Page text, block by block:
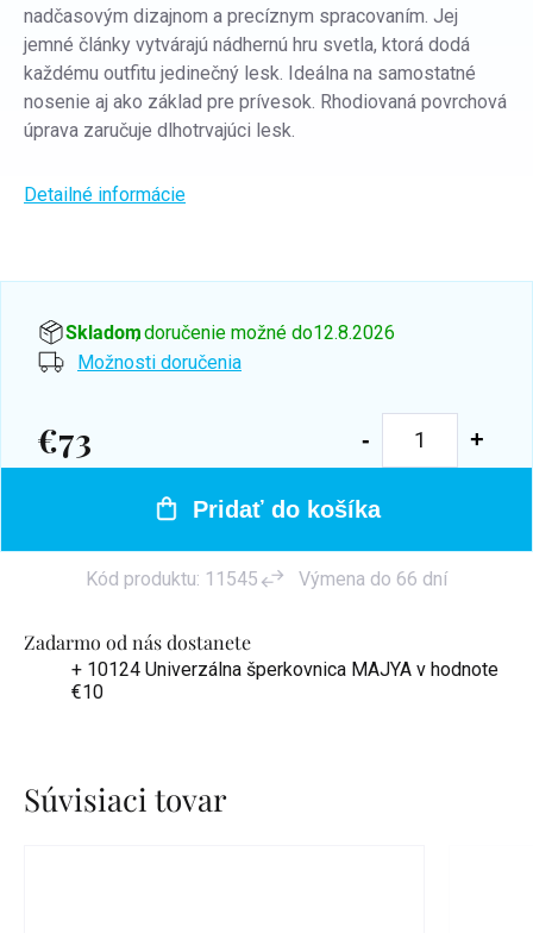
Zadarmo od nás dostanete
+ 10124 Univerzálna šperkovnica MAJYA v hodnote
€10
nadčasovým dizajnom a precíznym spracovaním. Jej
jemné články vytvárajú nádhernú hru svetla, ktorá dodá
každému outfitu jedinečný lesk. Ideálna na samostatné
nosenie aj ako základ pre prívesok. Rhodiovaná povrchová
úprava zaručuje dlhotrvajúci lesk.
Detailné informácie
Skladom, doručenie možné do12.8.2026
Možnosti doručenia
€73
Jednotková
Pridať do košíka
Kód produktu: 11545 Výmena do 66 dní
Súvisiaci tovar